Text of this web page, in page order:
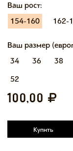
Ваш рост:
154-160
162-
Ваш размер
34
36 38
52
100,00
Купить